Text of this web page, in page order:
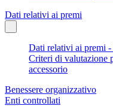
Dati relativi ai premi
Dati relativi ai premi
Criteri di valutazione
accessorio
Benessere organizzativo
Enti controllati